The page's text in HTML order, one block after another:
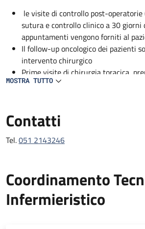
le visite di controllo post-
sutura e controllo clinico a 30 giorni
appuntamenti vengono forniti al
Il follow-up oncologico dei pazienti
intervento chirurgico
Prime visite di chirurgia toracica,
CUP.
MOSTRA TUTTO
Contatti
Tel.051 2143246
Coordinamento
Infermieristico